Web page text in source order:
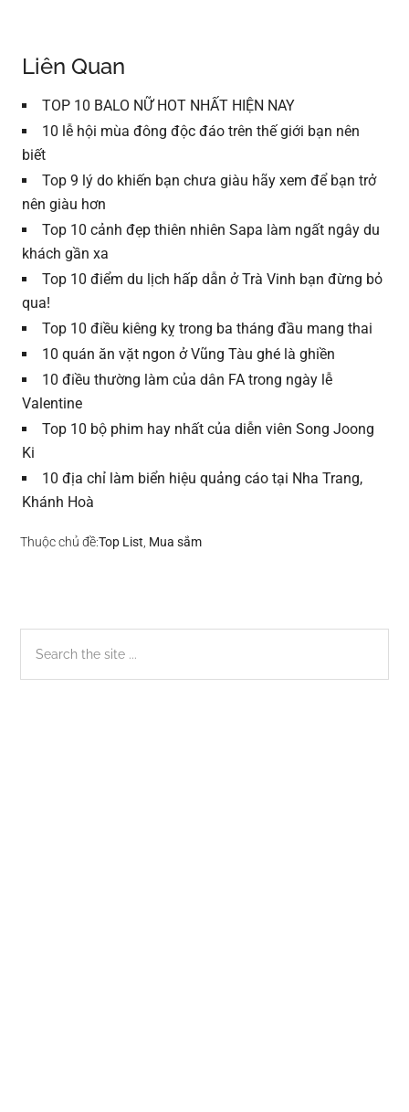
Liên Quan
TOP 10 BALO NỮ HOT NHẤT HIỆN NAY
10 lễ hội mùa đông độc đáo trên thế giới bạn nên
biết
Top 9 lý do khiến bạn chưa giàu hãy xem để bạn trở
nên giàu hơn
Top 10 cảnh đẹp thiên nhiên Sapa làm ngất ngây du
khách gần xa
Top 10 điểm du lịch hấp dẫn ở Trà Vinh bạn đừng bỏ
qua!
Top 10 điều kiêng kỵ trong ba tháng đầu mang thai
10 quán ăn vặt ngon ở Vũng Tàu ghé là ghiền
10 điều thường làm của dân FA trong ngày lễ
Valentine
Top 10 bộ phim hay nhất của diễn viên Song Joong
Ki
10 địa chỉ làm biển hiệu quảng cáo tại Nha Trang,
Khánh Hoà
Thuộc chủ đề:Top List Mua sắm
Sidebar
chính
the